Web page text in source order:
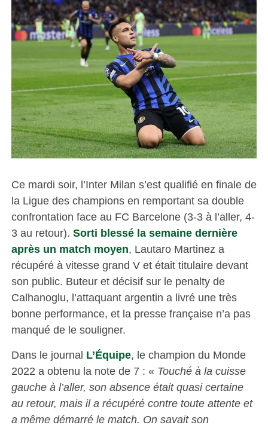
Ce mardi soir, l’Inter Milan s’est qualifié en finale de
la Ligue des champions en remportant sa double
confrontation face au FC Barcelone (3-3 à l’aller, 4-
3 au retour). Sorti blessé la semaine dernière
après un match moyen, Lautaro Martinez a
récupéré à vitesse grand V et était titulaire devant
son public. Buteur et décisif sur le penalty de
Calhanoglu, l’attaquant argentin a livré une très
bonne performance, et la presse française n’a pas
manqué de le souligner.
Dans le journal L’Équipe, le champion du Monde
2022 a obtenu la note de 7 : « Touché à la cuisse
gauche à l’aller, son absence était quasi certaine
au retour, mais il a récupéré contre toute attente et
a même démarré le match. On savait son